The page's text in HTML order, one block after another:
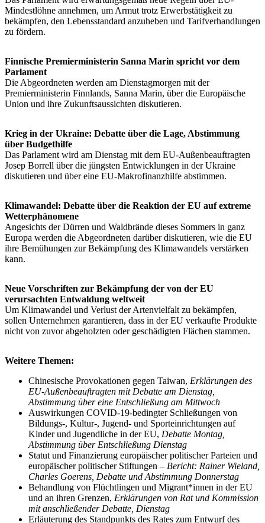
Mindestlöhne annehmen, um Armut trotz Erwerbstätigkeit zu
bekämpfen, den Lebensstandard anzuheben und Tarifverhandlungen
zu fördern.
Finnische Premierministerin Sanna Marin spricht vor dem
Parlament
Die Abgeordneten werden am Dienstagmorgen mit der
Premierministerin Finnlands, Sanna Marin, über die Europäische
Union und ihre Zukunftsaussichten diskutieren.
Krieg in der Ukraine: Debatte über die Lage, Abstimmung
über Budgethilfe
Das Parlament wird am Dienstag mit dem EU-Außenbeauftragten
Josep Borrell über die jüngsten Entwicklungen in der Ukraine
diskutieren und über eine EU-Makrofinanzhilfe abstimmen.
Klimawandel: Debatte über die Reaktion der EU auf extreme
Wetterphänomene
Angesichts der Dürren und Waldbrände dieses Sommers in ganz
Europa werden die Abgeordneten darüber diskutieren, wie die EU
ihre Bemühungen zur Bekämpfung des Klimawandels verstärken
kann.
Neue Vorschriften zur Bekämpfung der von der EU
verursachten Entwaldung weltweit
Um Klimawandel und Verlust der Artenvielfalt zu bekämpfen,
sollen Unternehmen garantieren, dass in der EU verkaufte Produkte
nicht von zuvor abgeholzten oder geschädigten Flächen stammen.
Weitere Themen:
Chinesische Provokationen gegen Taiwan, Erklärungen des
EU-Außenbeauftragten mit Debatte am Dienstag,
Abstimmung über eine Entschließung am Mittwoch
Auswirkungen COVID-19-bedingter Schließungen von
Bildungs‑, Kultur‑, Jugend- und Sporteinrichtungen auf
Kinder und Jugendliche in der EU, Debatte Montag,
Abstimmung über Entschließung Dienstag
Statut und Finanzierung europäischer politischer Parteien und
europäischer politischer Stiftungen – Bericht: Rainer Wieland,
Charles Goerens, Debatte und Abstimmung Donnerstag
Behandlung von Flüchtlingen und Migrant*innen in der EU
und an ihren Grenzen, Erklärungen von Rat und Kommission
mit anschließender Debatte, Dienstag
Erläuterung des Standpunkts des Rates zum Entwurf des